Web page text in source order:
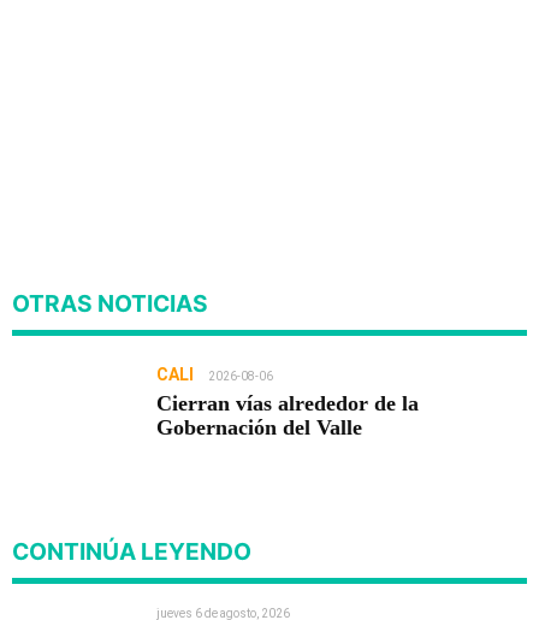
OTRAS NOTICIAS
CALI 2026-08-06
Cierran vías alrededor de la
Gobernación del Valle
CONTINÚA LEYENDO
jueves 6 de agosto, 2026